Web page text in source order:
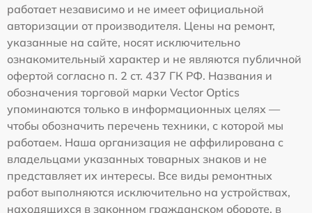
работает независимо и не имеет официальной
авторизации от производителя. Цены на ремонт,
указанные на сайте, носят исключительно
ознакомительный характер и не являются публичной
офертой согласно п. 2 ст. 437 ГК РФ. Названия и
обозначения торговой марки Vector Optics
упоминаются только в информационных целях —
чтобы обозначить перечень техники, с которой мы
работаем. Наша организация не аффилирована с
владельцами указанных товарных знаков и не
представляет их интересы. Все виды ремонтных
работ выполняются исключительно на устройствах,
находящихся в законном гражданском обороте, в